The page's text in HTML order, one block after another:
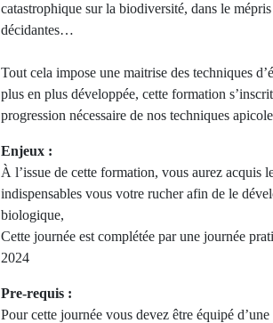
catastrophique sur la biodiversité, dans le
décidantes…
Tout cela impose une maitrise des techniques
plus en plus développée, cette formation
progression nécessaire de nos techniques
Enjeux :
À l’issue de cette formation, vous aurez acquis
indispensables vous votre rucher afin de le
biologique,
Cette journée est complétée par une journée
2024
Pre-requis :
Pour cette journée vous devez être équipé